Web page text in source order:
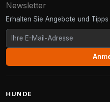
Newsletter
Erhalten Sie Angebote und
HUNDE